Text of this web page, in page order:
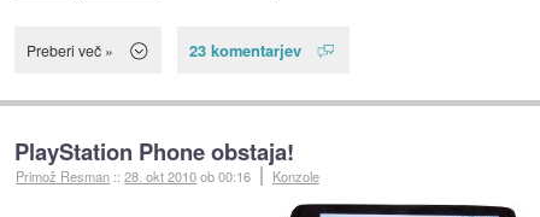
Preberi več » 23 komentarjev
PlayStation Phone obstaja!
Primož Resman ::28. okt 2010ob 00:16 Konzole